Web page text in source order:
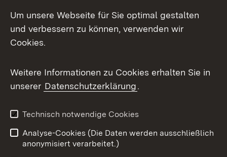
Mastodon
Messenger
Social Wall
X / Twitter
Youtube
Um unsere Webseite für Sie optimal gestalten
und verbessern zu können, verwenden wir
Cookies.
Weitere Informationen zu Cookies erhalten Sie in
unserer Datenschutzerklärung.
Technisch notwendige Cookies
Analyse-Cookies (Die Daten werden ausschließlich
anonymisiert verarbeitet.)